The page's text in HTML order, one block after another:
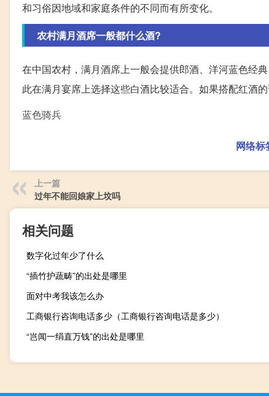
和习俗因地域和家庭条件的不同而有所变化。
农村满月酒席一般都什么酒?
在中国农村，满月酒席上一般会提供郎酒、洋河蓝色经
此在满月宴席上选择这些白酒比较适合。如果搭配红酒的
蓝色骑兵
网络标
上一篇
过年不能回娘家上坟吗
相关问题
数字化过年少了什么
“插竹护蔬畴”的出处是哪里
面对中考我该怎么办
工商银行咨询电话多少（工商银行咨询电话是多少）
“岂闻一绢直万钱”的出处是哪里